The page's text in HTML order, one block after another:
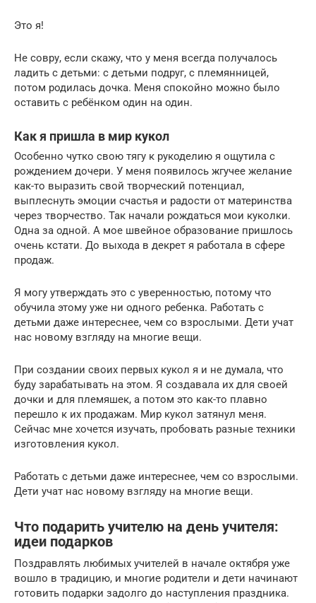
Это я!
Не совру, если скажу, что у меня всегда получалось
ладить с детьми: с детьми подруг, с племянницей,
потом родилась дочка. Меня спокойно можно было
оставить с ребёнком один на один.
Как я пришла в мир кукол
Особенно чутко свою тягу к рукоделию я ощутила с
рождением дочери. У меня появилось жгучее желание
как-то выразить свой творческий потенциал,
выплеснуть эмоции счастья и радости от материнства
через творчество. Так начали рождаться мои куколки.
Одна за одной. А мое швейное образование пришлось
очень кстати. До выхода в декрет я работала в сфере
продаж.
Я могу утверждать это с уверенностью, потому что
обучила этому уже ни одного ребенка. Работать с
детьми даже интереснее, чем со взрослыми. Дети учат
нас новому взгляду на многие вещи.
При создании своих первых кукол я и не думала, что
буду зарабатывать на этом. Я создавала их для своей
дочки и для племяшек, а потом это как-то плавно
перешло к их продажам. Мир кукол затянул меня.
Сейчас мне хочется изучать, пробовать разные техники
изготовления кукол.
Работать с детьми даже интереснее, чем со взрослыми.
Дети учат нас новому взгляду на многие вещи.
Что подарить учителю на день учителя:
идеи подарков
Поздравлять любимых учителей в начале октября уже
вошло в традицию, и многие родители и дети начинают
готовить подарки задолго до наступления праздника.